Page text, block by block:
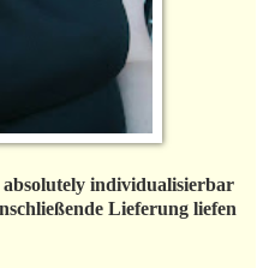
absolutely individualisierbar
Lieferung liefen